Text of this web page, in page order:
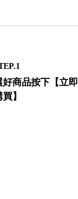
好商品按下【立即
】